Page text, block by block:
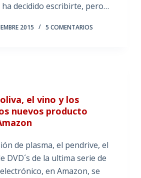
decidido escribirte, pero…
2015 5 COMENTARIOS
el vino y los
nuevos producto
de plasma, el pendrive, el
DVD´s de la ultima serie de
en Amazon, se